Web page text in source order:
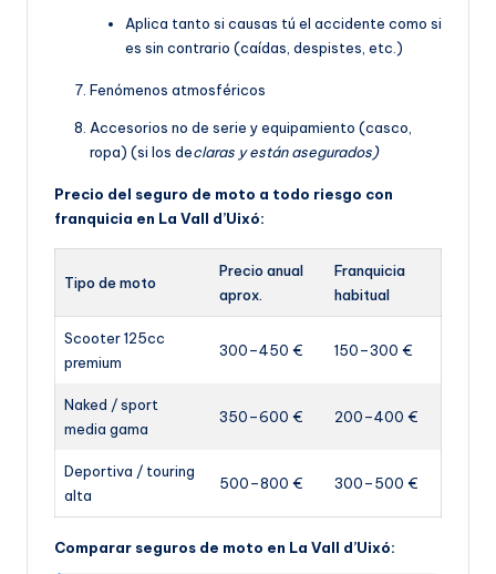
Aplica tanto si causas tú el accidente como si
es sin contrario (caídas, despistes, etc.)
Fenómenos atmosféricos
Accesorios no de serie y equipamiento (casco,
ropa) (si los declaras y están asegurados)
Precio del seguro de moto a todo riesgo con
franquicia en La Vall d’Uixó:
Tipo de moto
Precio anual
aprox.
Franquicia
habitual
Scooter 125cc
premium
300–450 € 150–300 €
Naked / sport
media gama
350–600 € 200–400 €
Deportiva / touring
alta
500–800 € 300–500 €
Comparar seguros de moto en La Vall d’Uixó: